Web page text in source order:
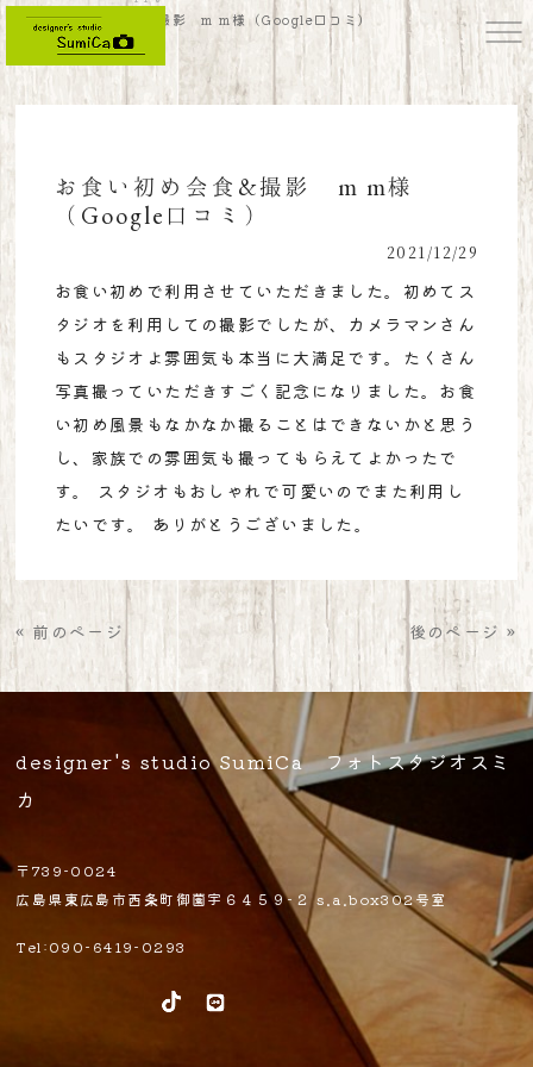
お食い初め会食&撮影 m m様（Google口コミ）
お食い初め会食&撮影 m m様
（Google口コミ）
2021/12/29
お食い初めで利用させていただきました。初めてス
タジオを利用しての撮影でしたが、カメラマンさん
もスタジオよ雰囲気も本当に大満足です。たくさん
写真撮っていただきすごく記念になりました。お食
い初め風景もなかなか撮ることはできないかと思う
し、家族での雰囲気も撮ってもらえてよかったで
す。 スタジオもおしゃれで可愛いのでまた利用し
たいです。 ありがとうございました。
« 前のページ 後のページ »
designer's studio SumiCa フォトスタジオスミ
カ
〒739-0024
広島県東広島市西条町御薗宇６４５９-２ s.a.box302号室
Tel:090-6419-0293